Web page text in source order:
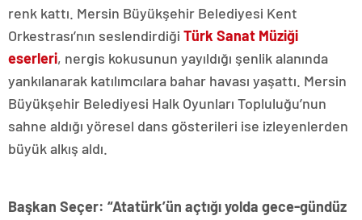
renk kattı. Mersin Büyükşehir Belediyesi Kent
Orkestrası’nın seslendirdiği Türk Sanat Müziği
eserleri, nergis kokusunun yayıldığı şenlik alanında
yankılanarak katılımcılara bahar havası yaşattı. Mersin
Büyükşehir Belediyesi Halk Oyunları Topluluğu’nun
sahne aldığı yöresel dans gösterileri ise izleyenlerden
büyük alkış aldı.
Başkan Seçer: “Atatürk’ün açtığı yolda gece-gündüz